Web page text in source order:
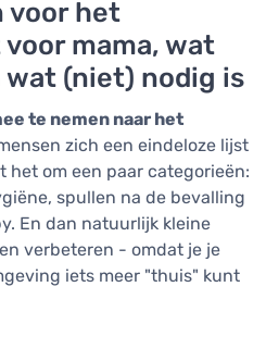
voor het
mama, wat
wat (niet) nodig is
te nemen naar het
zich een eindeloze lijst
het om een paar categorieën:
spullen na de bevalling
En dan natuurlijk kleine
verbeteren - omdat je je
iets meer "thuis" kunt